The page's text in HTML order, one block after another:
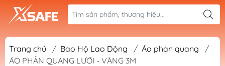
Trang chủ / Bảo Hộ Lao Động / Áo phản quang
/
ÁO PHẢN QUANG LƯỚI - VÀNG 3M